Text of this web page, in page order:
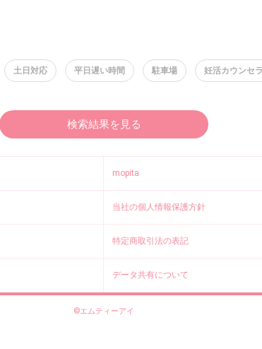
土日対応 平日遅い時間 駐車場 妊活カウンセ
検索結果を見る
mopita
当社の個人情報保護方針
特定商取引法の表記
データ共有について
©エムティーアイ